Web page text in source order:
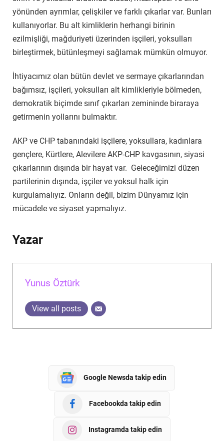
yönünden ayrımlar, çelişkiler ve farklı çıkarlar var. Bunları
kullanıyorlar. Bu alt kimliklerin herhangi birinin
ezilmişliği, mağduriyeti üzerinden işçileri, yoksulları
birleştirmek, bütünleşmeyi sağlamak mümkün olmuyor.
İhtiyacımız olan bütün devlet ve sermaye çıkarlarından
bağımsız, işçileri, yoksulları alt kimlikleriyle bölmeden,
demokratik biçimde sınıf çıkarları zemininde biraraya
getirmenin yollarını bulmaktır.
AKP ve CHP tabanındaki işçilere, yoksullara, kadınlara
gençlere, Kürtlere, Alevilere AKP-CHP kavgasının, siyasi
çıkarlarının dışında bir hayat var. Geleceğimizi düzen
partilerinin dışında, işçiler ve yoksul halk için
kurgulamalıyız. Onların değil, bizim Dünyamız için
mücadele ve siyaset yapmalıyız.
Yazar
Yunus Öztürk
View all posts
Google Newsda takip edin
Facebookda takip edin
Instagramda takip edin